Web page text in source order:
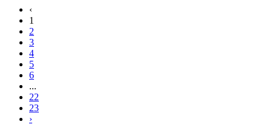
‹
1
2
3
4
5
6
...
22
23
›